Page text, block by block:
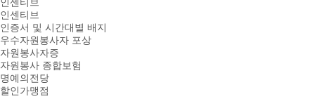
인센티브
인증서 및 시간대별 배지
우수자원봉사자 포상
자원봉사자증
자원봉사 종합보험
명예의전당
할인가맹점